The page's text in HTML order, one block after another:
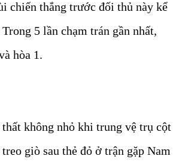
chiến thắng trước đối thủ này kể
5 lần chạm trán gần nhất,
hòa 1.
không nhỏ khi trung vệ trụ cột
giò sau thẻ đỏ ở trận gặp Nam